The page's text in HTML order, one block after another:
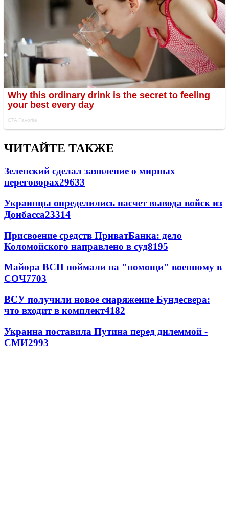
ЧИТАЙТЕ ТАКЖЕ
Зеленский сделал заявление о мирных
переговорах29633
Украинцы определились насчет вывода войск из
Донбасса23314
Присвоение средств ПриватБанка: дело
Коломойского направлено в суд8195
Майора ВСП поймали на "помощи" военному в
СОЧ7703
ВСУ получили новое снаряжение Бундесвера:
что входит в комплект4182
Украина поставила Путина перед дилеммой -
СМИ2993